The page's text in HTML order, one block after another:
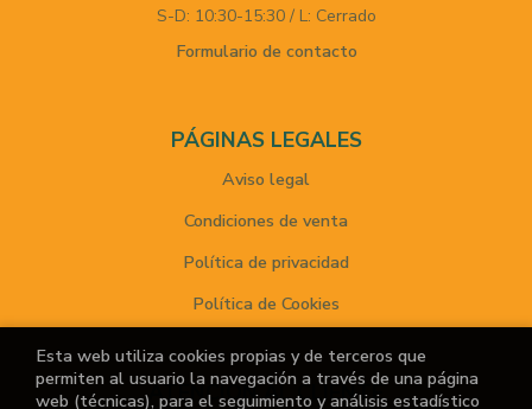
S-D: 10:30-15:30 / L: Cerrado
Formulario de contacto
PÁGINAS LEGALES
Aviso legal
Condiciones de venta
Política de privacidad
Política de Cookies
ATENCIÓN AL CLIENTE
Esta web utiliza cookies propias y de terceros que
permiten al usuario la navegación a través de una página
web (técnicas), para el seguimiento y análisis estadístico